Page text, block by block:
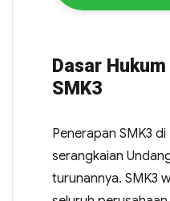
Dasar
SMK3
Penerapan SMK3
serangkaian
turunannya. SMK3